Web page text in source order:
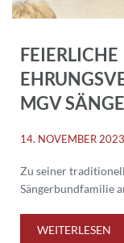
FEIERLICHE
MGV
14. NOVEMBER 2023
Zu seiner
Sängerbundfamilie
WEITERLESEN